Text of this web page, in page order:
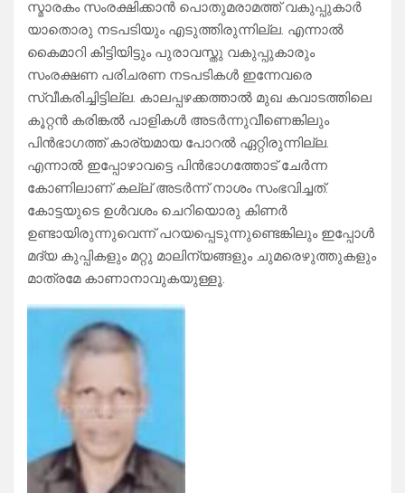
സ്മാരകം സംരക്ഷിക്കാൻ പൊതുമരാമത്ത് വകുപ്പുകാർ
യാതൊരു നടപടിയും എടുത്തിരുന്നില്ല. എന്നാൽ
കൈമാറി കിട്ടിയിട്ടും പുരാവസ്തു വകുപ്പുകാരും
സംരക്ഷണ പരിചരണ നടപടികൾ ഇന്നേവരെ
സ്വീകരിച്ചിട്ടില്ല. കാലപ്പഴക്കത്താൽ മുഖ കവാടത്തിലെ
കൂറ്റൻ കരിങ്കൽ പാളികൾ അടർന്നുവീണെങ്കിലും
പിൻഭാഗത്ത് കാര്യമായ പോറൽ ഏറ്റിരുന്നില്ല.
എന്നാൽ ഇപ്പോഴാവട്ടെ പിൻഭാഗത്തോട് ചേർന്ന
കോണിലാണ് കല്ല് അടർന്ന് നാശം സംഭവിച്ചത്.
കോട്ടയുടെ ഉൾവശം ചെറിയൊരു കിണർ
ഉണ്ടായിരുന്നുവെന്ന് പറയപ്പെടുന്നുണ്ടെങ്കിലും ഇപ്പോൾ
മദ്യ കുപ്പികളും മറ്റു മാലിന്യങ്ങളും ചുമരെഴുത്തുകളും
മാത്രമേ കാണാനാവുകയുള്ളൂ.